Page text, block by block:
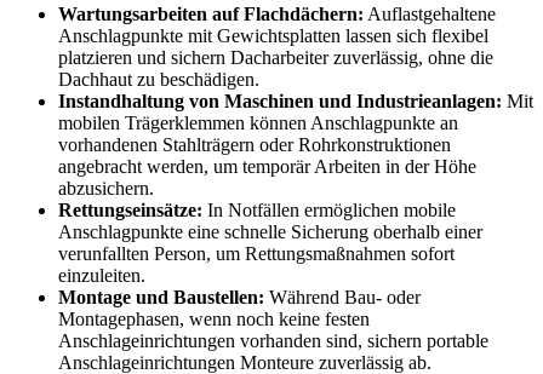
Wartungsarbeiten auf Flachdächern: Auflastgehaltene
Anschlagpunkte mit Gewichtsplatten lassen sich flexibel
platzieren und sichern Dacharbeiter zuverlässig, ohne die
Dachhaut zu beschädigen.
Instandhaltung von Maschinen und Industrieanlagen: Mit
mobilen Trägerklemmen können Anschlagpunkte an
vorhandenen Stahlträgern oder Rohrkonstruktionen
angebracht werden, um temporär Arbeiten in der Höhe
abzusichern.
Rettungseinsätze: In Notfällen ermöglichen mobile
Anschlagpunkte eine schnelle Sicherung oberhalb einer
verunfallten Person, um Rettungsmaßnahmen sofort
einzuleiten.
Montage und Baustellen: Während Bau- oder
Montagephasen, wenn noch keine festen
Anschlageinrichtungen vorhanden sind, sichern portable
Anschlageinrichtungen Monteure zuverlässig ab.